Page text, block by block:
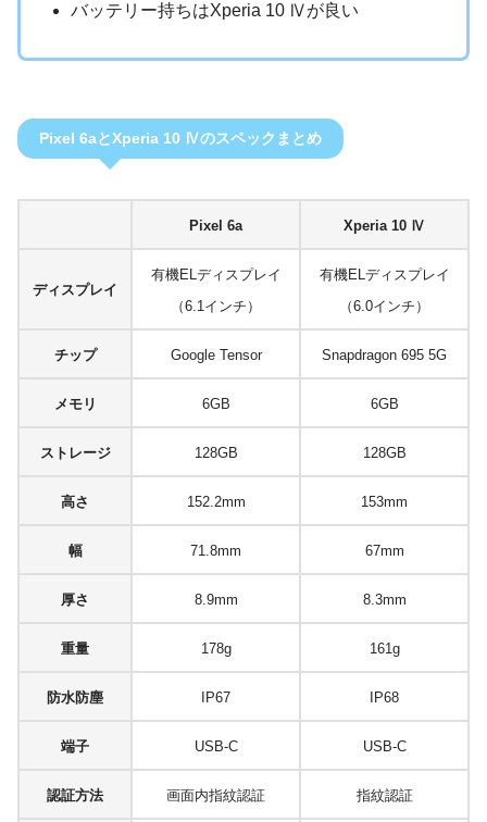
バッテリー持ちはXperia 10 Ⅳが良い
Pixel 6aとXperia 10 Ⅳのスペックまとめ
Pixel 6a Xperia 10 Ⅳ
ディスプレイ
有機ELディスプレイ
（6.1インチ）
有機ELディスプレイ
（6.0インチ）
チップ Google Tensor Snapdragon 695 5G
メモリ 6GB 6GB
ストレージ 128GB 128GB
高さ 152.2mm 153mm
幅 71.8mm 67mm
厚さ 8.9mm 8.3mm
重量 178g 161g
防水防塵 IP67 IP68
端子 USB-C USB-C
認証方法 画面内指紋認証 指紋認証